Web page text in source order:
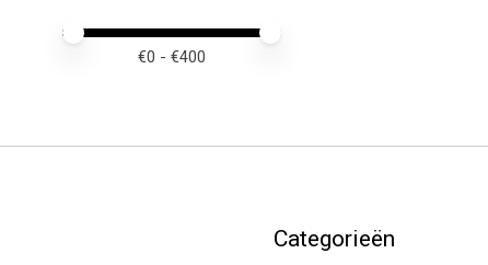
Minimale prijswaarde
Price maximum value
€0 - €400
Categorieën